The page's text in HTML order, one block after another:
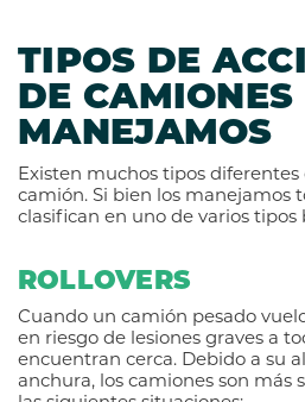
TIPOS DE
DE CAMIONES
MANEJAMOS
Existen muchos tipos
camión. Si bien los manejamos
clasifican en uno de varios tipos
ROLLOVERS
Cuando un camión pesado
en riesgo de lesiones graves a
encuentran cerca. Debido a su
anchura, los camiones son más